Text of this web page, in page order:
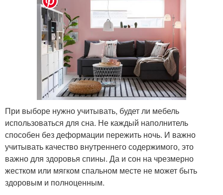
При выборе нужно учитывать, будет ли мебель
использоваться для сна. Не каждый наполнитель
способен без деформации пережить ночь. И важно
учитывать качество внутреннего содержимого, это
важно для здоровья спины. Да и сон на чрезмерно
жестком или мягком спальном месте не может быть
здоровым и полноценным.